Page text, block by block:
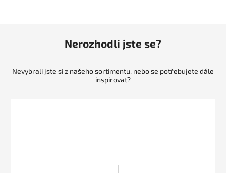
Nerozhodli jste se?
Nevybrali jste si z našeho sortimentu, nebo se potřebujete dále
inspirovat?